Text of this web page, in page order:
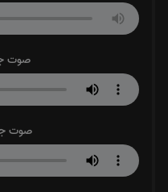
صوت
صوت